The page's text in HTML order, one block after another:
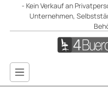
Zum Hauptinhalt springen
- Kein Verkauf an
Unternehmen,